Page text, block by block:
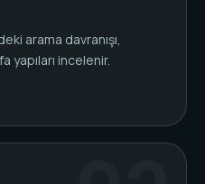
arama davranışı,
yapıları incelenir.